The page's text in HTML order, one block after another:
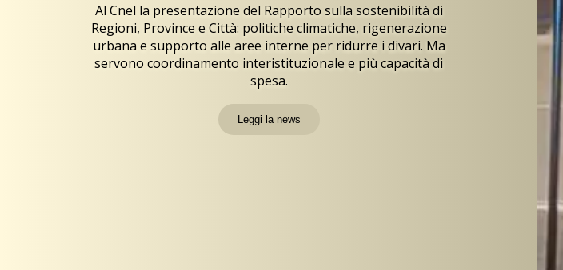
Al Cnel la presentazione del Rapporto sulla sostenibilità di
Regioni, Province e Città: politiche climatiche, rigenerazione
urbana e supporto alle aree interne per ridurre i divari. Ma
servono coordinamento interistituzionale e più capacità di
spesa.
Leggi la news